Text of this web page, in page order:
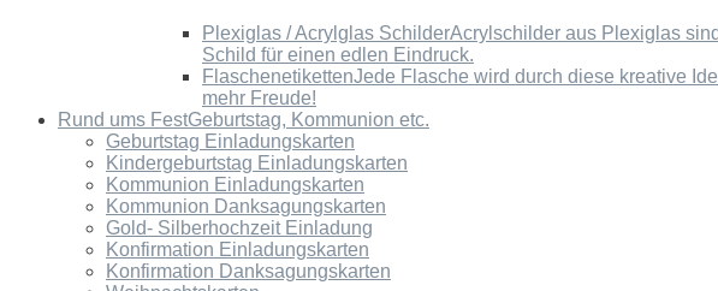
Plexiglas / Acrylglas SchilderAcrylschilder aus Plexiglas
Schild für einen edlen Eindruck.
FlaschenetikettenJede Flasche wird durch diese kreative
mehr Freude!
Rund ums FestGeburtstag, Kommunion etc.
Geburtstag Einladungskarten
Kindergeburtstag Einladungskarten
Kommunion Einladungskarten
Kommunion Danksagungskarten
Gold- Silberhochzeit Einladung
Konfirmation Einladungskarten
Konfirmation Danksagungskarten